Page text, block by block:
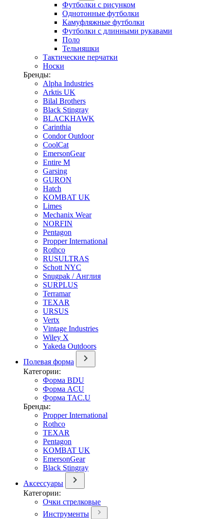
Футболки с рисунком
Однотонные футболки
Камуфляжные футболки
Футболки с длинными рукавами
Поло
Тельняшки
Тактические перчатки
Носки
Бренды:
Alpha Industries
Arktis UK
Bilal Brothers
Black Stingray
BLACKHAWK
Carinthia
Condor Outdoor
CoolCat
EmersonGear
Entire M
Garsing
GURON
Hatch
KOMBAT UK
Limes
Mechanix Wear
NORFIN
Pentagon
Propper International
Rothco
RUSULTRAS
Schott NYC
Snugpak / Англия
SURPLUS
Terramar
TEXAR
URSUS
Vertx
Vintage Industries
Wiley X
Yakeda Outdoors
Полевая форма
Категории:
Форма BDU
Форма ACU
Форма TAC.U
Бренды:
Propper International
Rothco
TEXAR
Pentagon
KOMBAT UK
EmersonGear
Black Stingray
Аксессуары
Категории:
Очки стрелковые
Инструменты